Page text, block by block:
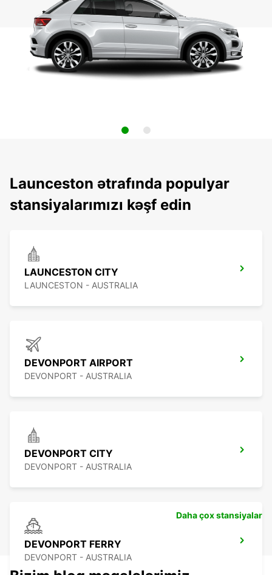
Launceston ətrafında populyar
stansiyalarımızı kəşf edin
LAUNCESTON CITY
LAUNCESTON - AUSTRALIA
DEVONPORT AIRPORT
DEVONPORT - AUSTRALIA
DEVONPORT CITY
DEVONPORT - AUSTRALIA
DEVONPORT FERRY
DEVONPORT - AUSTRALIA
Daha çox stansiyalar